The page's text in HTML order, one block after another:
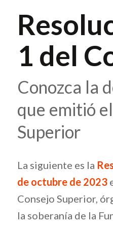
1 del
Conozca la
que emitió
Superior
La siguiente es la
de octubre de 2023
Consejo Superior,
la soberanía de la